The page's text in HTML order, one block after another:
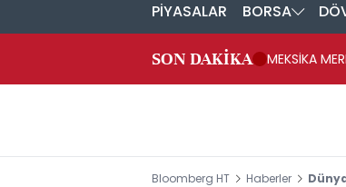
PİYASALAR BORSA
SON DAKİKA MEKSİKA
Bloomberg HT Haberler